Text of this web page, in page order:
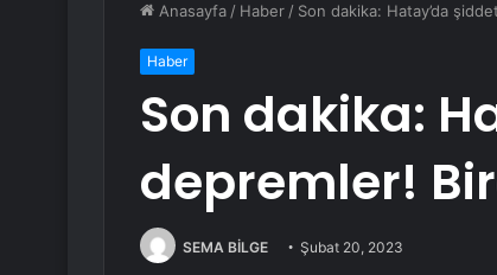
Anasayfa / Haber / Son dakika: Hatay’da
Haber
Son dakika:
depremler!
SEMA BİLGE Şubat 20, 2023